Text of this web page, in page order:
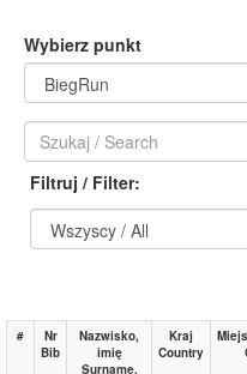
Wybierz punkt
Filtruj / Filter:
#
Nr
Bib
Nazwisko,
imię
Surname,
Kraj
Country